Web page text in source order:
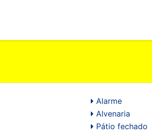
Alarme
Alvenaria
Pátio fechado